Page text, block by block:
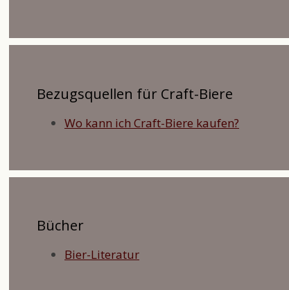
Bezugsquellen für Craft-Biere
Wo kann ich Craft-Biere kaufen?
Bücher
Bier-Literatur